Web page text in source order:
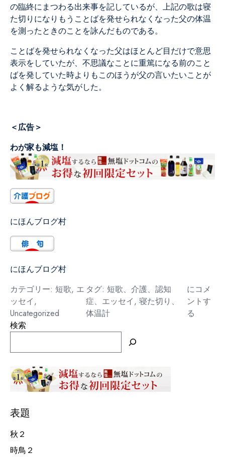
の臨終にまつわる出来事を記しているが、上記の歌は寝
た切りになりもうことばを発せられなくなった父の体温
を測ったときのことを詠んだものである。
ことばを発せられなくなった父はほとんど目だけで意思
表示をしていたが、不思議なことに重篤になる前のこと
ばを発していた時よりもこのほうが父の言いたいことが
よく解るような気がした。
＜広告＞
わが家も減塩！
にほんブログ村
にほんブログ村
カテゴリー: 短歌, エ
ッセイ,
Uncategorized
タグ:短歌、介護、認知
症、エッセイ,寝た切り、
体温計
冷
た
し
にコメ
ントす
る
検索
表題
秋２
時鳥２